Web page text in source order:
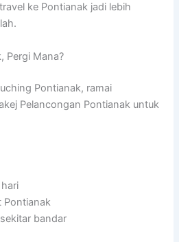
ke Pontianak jadi lebih
Pergi Mana?
Pontianak, ramai
Pelancongan Pontianak untuk
Pontianak
bandar